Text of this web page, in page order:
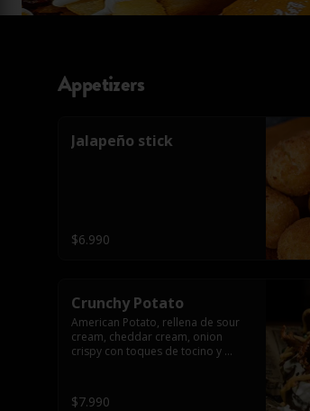
Appetizers
Jalapeño stick
$6.990
Crunchy Potato
American Potato, rellena de sour
cream, cheddar cream, onion
crispy con toques de tocino y
$7.990